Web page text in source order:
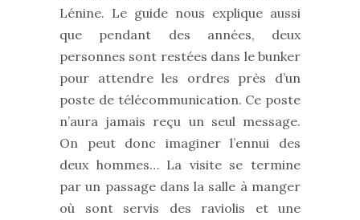
Lénine. Le guide nous explique aussi
que pendant des années, deux
personnes sont restées dans le bunker
pour attendre les ordres près d’un
poste de télécommunication. Ce poste
n’aura jamais reçu un seul message.
On peut donc imaginer l’ennui des
deux hommes… La visite se termine
par un passage dans la salle à manger
où sont servis des raviolis et une